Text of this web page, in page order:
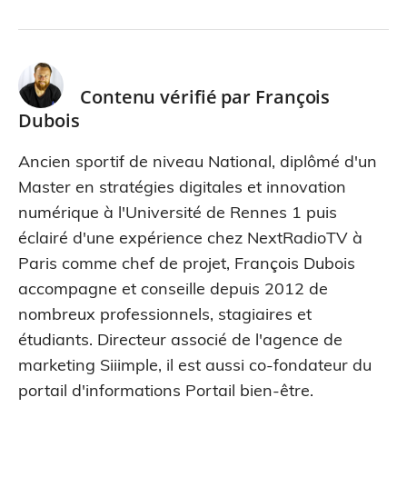
Contenu vérifié par François
Dubois
Ancien sportif de niveau National, diplômé d'un
Master en stratégies digitales et innovation
numérique à l'Université de Rennes 1 puis
éclairé d'une expérience chez NextRadioTV à
Paris comme chef de projet, François Dubois
accompagne et conseille depuis 2012 de
nombreux professionnels, stagiaires et
étudiants. Directeur associé de l'agence de
marketing Siiimple, il est aussi co-fondateur du
portail d'informations Portail bien-être.